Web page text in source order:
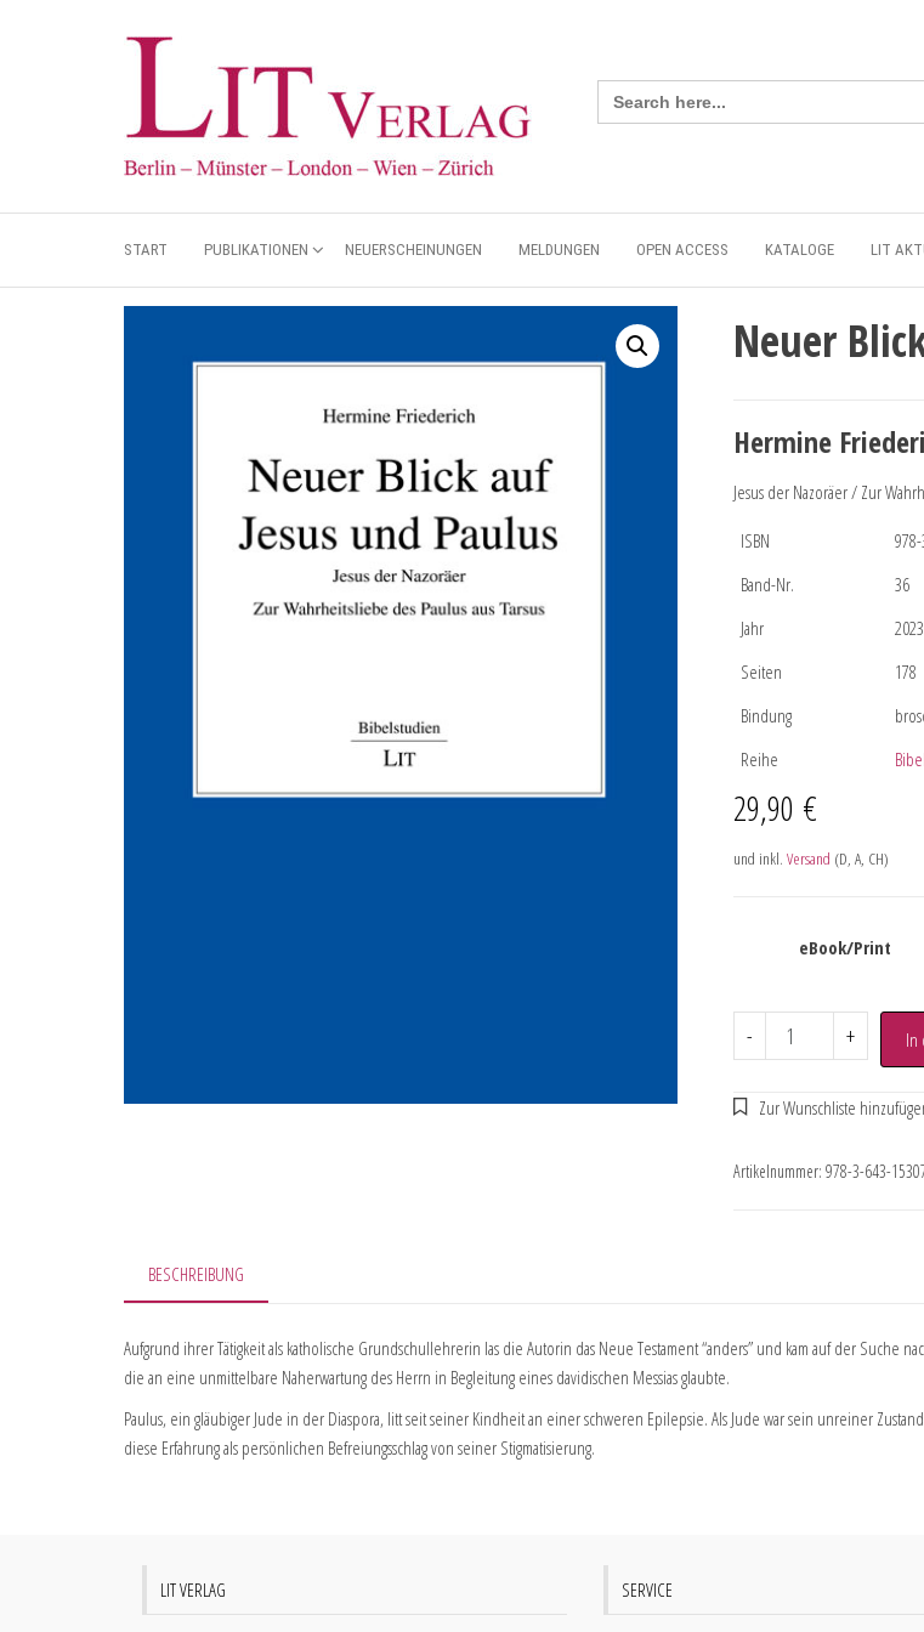
Search
for:
START PUBLIKATIONEN NEUERSCHEINUNGEN MELDUNGEN OPEN ACCESS KATALOGE LIT
Neuer
Hermine
Jesus der Nazoräer / Zur
ISBN
Band-Nr.
36
Jahr
2023
Seiten
178
Bindung
Reihe
29,90 €
und inkl. Versand (D, A, CH)
eBook/Print
- + In
Artikelnummer: 978-3-643-
BESCHREIBUNG
Aufgrund ihrer Tätigkeit als katholische Grundschullehrerin las die Autorin das Neue Testament “anders” und kam auf der Suche
die an eine unmittelbare Naherwartung des Herrn in Begleitung eines davidischen Messias glaubte.
Paulus, ein gläubiger Jude in der Diaspora, litt seit seiner Kindheit an einer schweren Epilepsie. Als Jude war sein unreiner
diese Erfahrung als persönlichen Befreiungsschlag von seiner Stigmatisierung.
LIT VERLAG SERVICE